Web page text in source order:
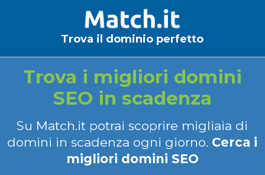
Trova il dominio perfetto
Trova i migliori domini
SEO in scadenza
Su Match.it potrai scoprire migliaia di
domini in scadenza ogni giorno. Cerca i
migliori domini SEO